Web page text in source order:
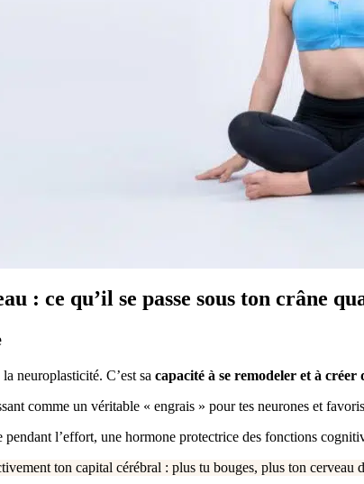
: ce qu’il se passe sous ton crâne
neuroplasticité. C’est sa capacité à se remodeler et à
comme un véritable « engrais » pour tes neurones et
l’effort, une hormone protectrice des fonctions
ton capital cérébral : plus tu bouges, plus ton